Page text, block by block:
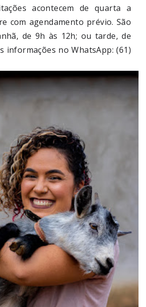
acontecem de quarta a
com agendamento prévio. São
de 9h às 12h; ou tarde, de
informações no WhatsApp: (61)